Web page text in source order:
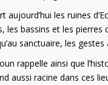
aujourd’hui les ruines
les bassins et les
sanctuaire, les
rappelle ainsi que
aussi racine dans ces